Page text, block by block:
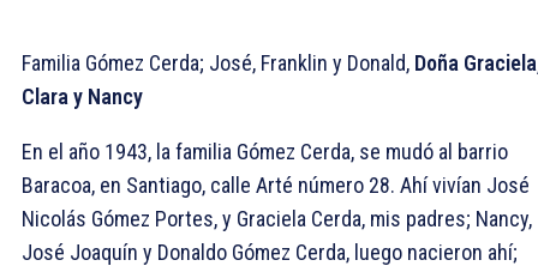
Familia Gómez Cerda; José, Franklin y Donald, Doña
Clara y Nancy
En el año 1943, la familia Gómez Cerda, se mudó al barrio
Baracoa, en Santiago, calle Arté número 28. Ahí vivían José
Nicolás Gómez Portes, y Graciela Cerda, mis padres; Nancy,
José Joaquín y Donaldo Gómez Cerda, luego nacieron ahí;